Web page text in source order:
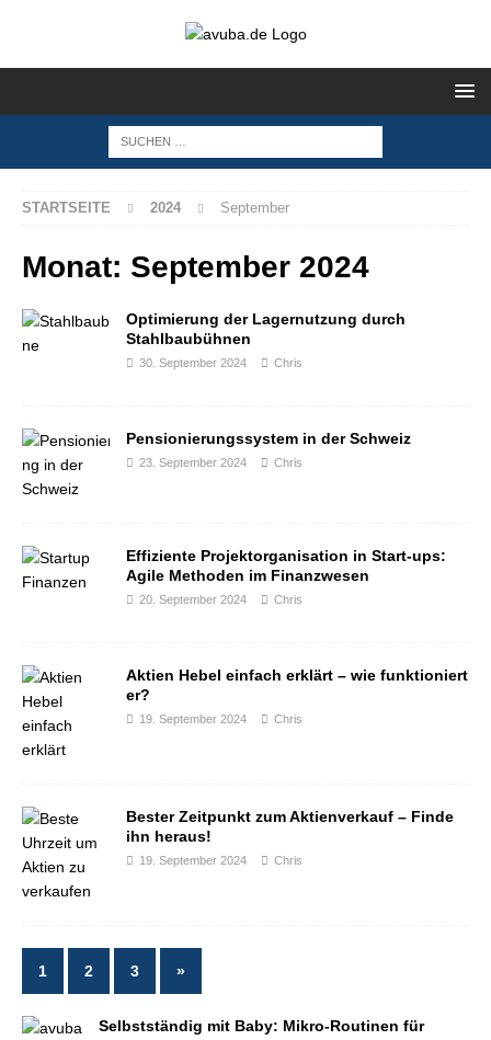
STARTSEITE 2024 September
Monat: September 2024
Optimierung der Lagernutzung durch
Stahlbaubühnen
30. September 2024 Chris
Pensionierungssystem in der Schweiz
23. September 2024 Chris
Effiziente Projektorganisation in Start-ups:
Agile Methoden im Finanzwesen
20. September 2024 Chris
Aktien Hebel einfach erklärt – wie funktioniert
er?
19. September 2024 Chris
Bester Zeitpunkt zum Aktienverkauf – Finde
ihn heraus!
19. September 2024 Chris
1 2 3 »
Selbstständig mit Baby: Mikro-Routinen für